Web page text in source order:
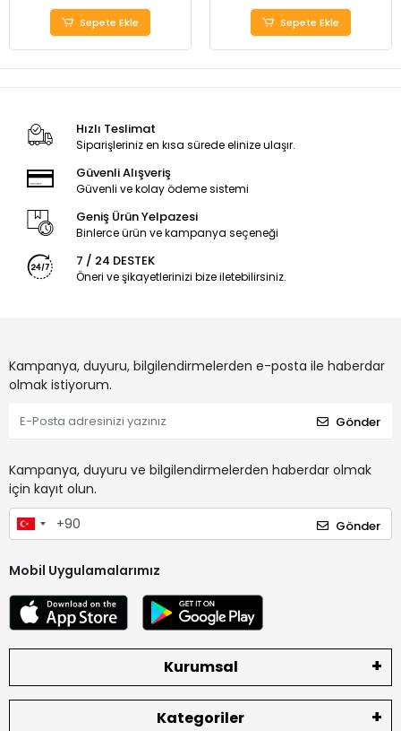
Sepete Ekle Sepete Ekle
Hızlı Teslimat
Siparişleriniz en kısa sürede elinize ulaşır.
Güvenli Alışveriş
Güvenli ve kolay ödeme sistemi
Geniş Ürün Yelpazesi
Binlerce ürün ve kampanya seçeneği
7 / 24 DESTEK
Öneri ve şikayetlerinizi bize iletebilirsiniz.
Kampanya, duyuru, bilgilendirmelerden e-posta ile haberdar
olmak istiyorum.
Gönder
Kampanya, duyuru ve bilgilendirmelerden haberdar olmak
için kayıt olun.
Gönder
Mobil Uygulamalarımız
Kurumsal
Kategoriler